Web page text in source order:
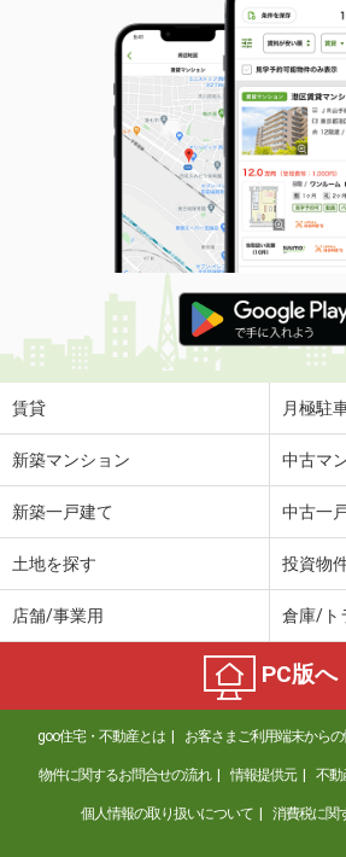
賃貸 月極駐
新築マンション 中古マ
新築一戸建て 中古一
土地を探す 投資物
店舗/事業用 倉庫/ト
PC版へ
goo住宅・不動産とは お客さまご利用端末から
物件に関するお問合せの流れ 情報提供元 不動
個人情報の取り扱いについて 消費税に関